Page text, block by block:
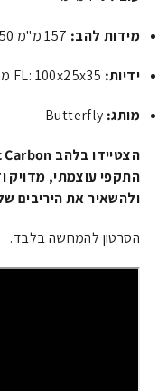
מידות להב:
ידיות:
מותג:
התקפי עוצמתי, מדויק
ולהשאיר את היריבים
הסרטון להמחשה בלבד.